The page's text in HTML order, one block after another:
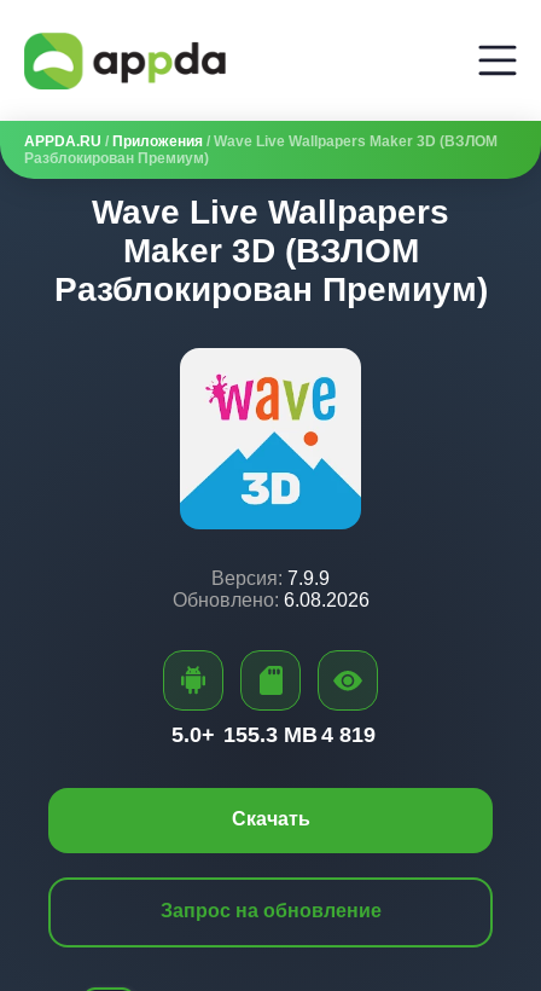
APPDA.RU / Приложения / Wave Live Wallpapers Maker 3D (ВЗЛОМ
Разблокирован Премиум)
Wave Live Wallpapers
Maker 3D (ВЗЛОМ
Разблокирован Премиум)
Версия: 7.9.9
Обновлено: 6.08.2026
Скачать
Запрос на обновление
5.0+ 155.3 MB4 819